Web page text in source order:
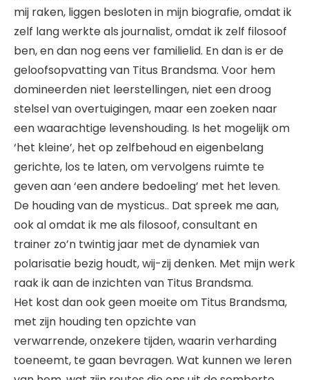
mij raken, liggen besloten in mijn biografie, omdat ik
zelf lang werkte als journalist, omdat ik zelf filosoof
ben, en dan nog eens ver familielid. En dan is er de
geloofsopvatting van Titus Brandsma. Voor hem
domineerden niet leerstellingen, niet een droog
stelsel van overtuigingen, maar een zoeken naar
een waarachtige levenshouding. Is het mogelijk om
‘het kleine’, het op zelfbehoud en eigenbelang
gerichte, los te laten, om vervolgens ruimte te
geven aan ‘een andere bedoeling’ met het leven.
De houding van de mysticus.. Dat spreek me aan,
ook al omdat ik me als filosoof, consultant en
trainer zo’n twintig jaar met de dynamiek van
polarisatie bezig houdt, wij-zij denken. Met mijn werk
raak ik aan de inzichten van Titus Brandsma.
Het kost dan ook geen moeite om Titus Brandsma,
met zijn houding ten opzichte van
verwarrende, onzekere tijden, waarin verharding
toeneemt, te gaan bevragen. Wat kunnen we leren